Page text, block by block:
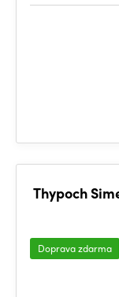
Thypoch
Doprava zdarma